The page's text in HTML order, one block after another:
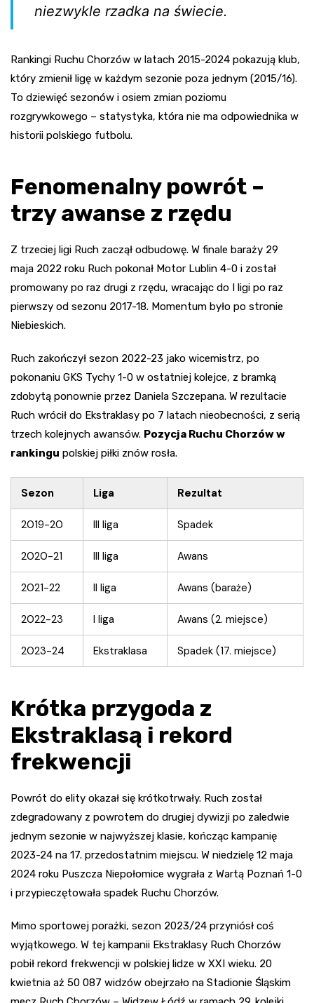
niezwykle rzadka na świecie.
Rankingi Ruchu Chorzów w latach 2015-2024 pokazują klub,
który zmienił ligę w każdym sezonie poza jednym (2015/16).
To dziewięć sezonów i osiem zmian poziomu
rozgrywkowego – statystyka, która nie ma odpowiednika w
historii polskiego futbolu.
Fenomenalny powrót –
trzy awanse z rzędu
Z trzeciej ligi Ruch zaczął odbudowę. W finale baraży 29
maja 2022 roku Ruch pokonał Motor Lublin 4-0 i został
promowany po raz drugi z rzędu, wracając do I ligi po raz
pierwszy od sezonu 2017-18. Momentum było po stronie
Niebieskich.
Ruch zakończył sezon 2022-23 jako wicemistrz, po
pokonaniu GKS Tychy 1-0 w ostatniej kolejce, z bramką
zdobytą ponownie przez Daniela Szczepana. W rezultacie
Ruch wrócił do Ekstraklasy po 7 latach nieobecności, z serią
trzech kolejnych awansów. Pozycja Ruchu Chorzów w
rankingu polskiej piłki znów rosła.
Sezon Liga Rezultat
2019-20 III liga Spadek
2020-21 III liga Awans
2021-22 II liga Awans (baraże)
2022-23 I liga Awans (2. miejsce)
2023-24 Ekstraklasa Spadek (17. miejsce)
Krótka przygoda z
Ekstraklasą i rekord
frekwencji
Powrót do elity okazał się krótkotrwały. Ruch został
zdegradowany z powrotem do drugiej dywizji po zaledwie
jednym sezonie w najwyższej klasie, kończąc kampanię
2023-24 na 17. przedostatnim miejscu. W niedzielę 12 maja
2024 roku Puszcza Niepołomice wygrała z Wartą Poznań 1-0
i przypieczętowała spadek Ruchu Chorzów.
Mimo sportowej porażki, sezon 2023/24 przyniósł coś
wyjątkowego. W tej kampanii Ekstraklasy Ruch Chorzów
pobił rekord frekwencji w polskiej lidze w XXI wieku. 20
kwietnia aż 50 087 widzów obejrzało na Stadionie Śląskim